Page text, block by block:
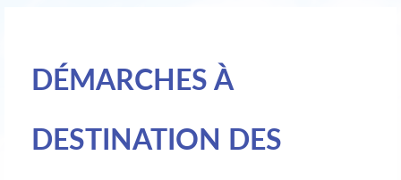
DÉMARCHES À
DESTINATION DES